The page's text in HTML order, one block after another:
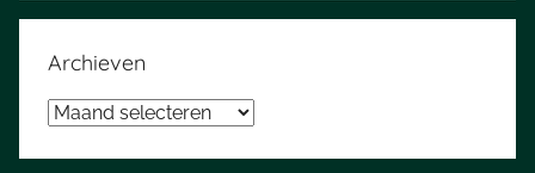
Archieven
Archieven